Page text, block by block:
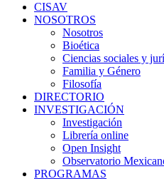
CISAV
NOSOTROS
Nosotros
Bioética
Ciencias sociales y
Familia y Género
Filosofía
DIRECTORIO
INVESTIGACIÓN
Investigación
Librería online
Open Insight
Observatorio
PROGRAMAS